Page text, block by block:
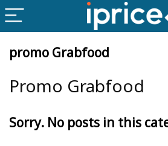
promo Grabfood
Promo Grabfood
Sorry. No posts in this